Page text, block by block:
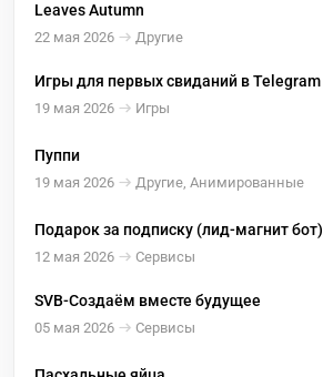
Leaves Autumn
22 мая 2026 Другие
Игры для первых свиданий в Telegram
19 мая 2026 Игры
Пуппи
19 мая 2026 Другие, Анимированные
Подарок за подписку (лид-магнит бот)
12 мая 2026 Сервисы
SVB-Создаём вместе будущее
05 мая 2026 Сервисы